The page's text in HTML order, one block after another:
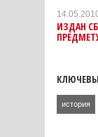
ИЗДАН
история